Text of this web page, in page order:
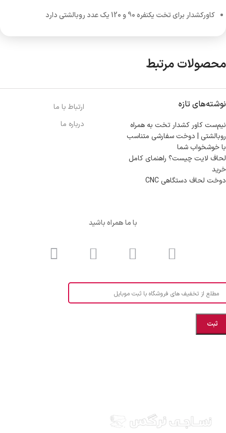
کاورکشدار برای تخت یکنفره 90 و 120 یک عدد روبالشتی دارد
محصولات مرتبط
نوشته‌های تازه
نیم‌ست کاور کشدار تخت به همراه
روبالشتی | دوخت سفارشی متناسب
با خوشخواب شما
لحاف لایت چیست؟ راهنمای کامل
خرید
دوخت لحاف دستگاهی CNC
ارتباط با ما
درباره ما
با ما همراه باشید
مطلع از تخفیف های فروشگاه با ثبت موبایل